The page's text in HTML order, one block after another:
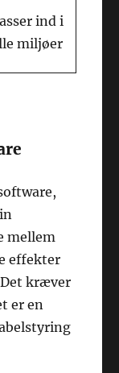
ind i
miljøer
mellem
effekter
kræver
er en